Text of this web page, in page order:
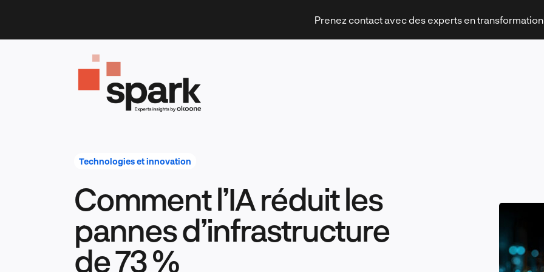
content
Prenez contact avec des experts en transformation
Technologies et innovation
Technologies et innovation
Comment l’IA réduit les
pannes d’infrastructure
de 73 %